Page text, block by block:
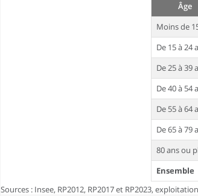
Âge
Moins de
De 15 à 24
De 25 à 39
De 40 à 54
De 55 à 64
De 65 à 79
80 ans ou
Ensemble
Sources : Insee, RP2012, RP2017 et RP2023,